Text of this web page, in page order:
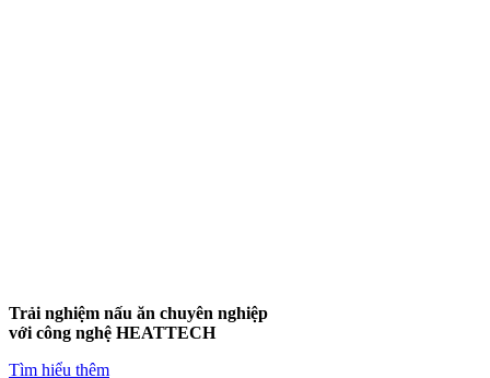
Trải nghiệm nấu ăn chuyên nghiệp
với công nghệ HEATTECH
Tìm hiểu thêm